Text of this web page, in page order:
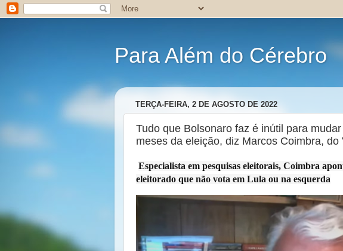
Para Além do Cérebro
TERÇA-FEIRA, 2 DE AGOSTO DE 2022
Tudo que Bolsonaro faz é inútil para
meses da eleição, diz Marcos Coimbra, do
Especialista em pesquisas eleitorais, Coimbra
eleitorado que não vota em Lula ou na esquerda